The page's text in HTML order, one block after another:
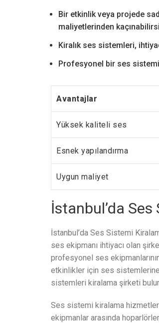
Bir etkinlik veya projede
maliyetlerinden
Kiralık ses sistemleri,
Profesyonel bir ses
Avantajlar
Yüksek kaliteli ses
Esnek yapılandırma
Uygun maliyet
İstanbul’da
İstanbul’da Ses Sistemi
ses ekipmanı ihtiyacı olan
profesyonel ses
etkinlikler için ses
sistemleri kiralama şirketi
Ses sistemi kiralama
ekipmanlar arasında